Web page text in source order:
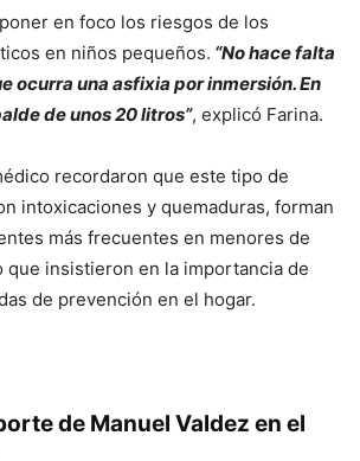
en foco los riesgos de los
en niños pequeños. “No hace falta
ocurra una asfixia por inmersión. En
de unos 20 litros”, explicó Farina.
recordaron que este tipo de
intoxicaciones y quemaduras, forman
más frecuentes en menores de
que insistieron en la importancia de
de prevención en el hogar.
de Manuel Valdez en el